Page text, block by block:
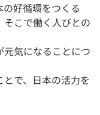
好循環をつくる
こで働く人びとの
気になることにつ
で、日本の活力を